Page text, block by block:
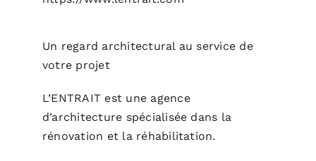
Un regard architectural au service de
votre projet
L’ENTRAIT est une agence
d’architecture spécialisée dans la
rénovation et la réhabilitation.